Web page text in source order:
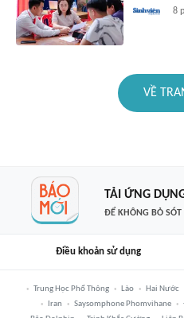
8
VỀ
TẢI ỨNG
ĐỂ KHÔNG BỎ SÓT
Điều khoản sử dụng
Trung Học Phổ Thông Lào Hai Nước
Iran
Saysomphone Phomvihane